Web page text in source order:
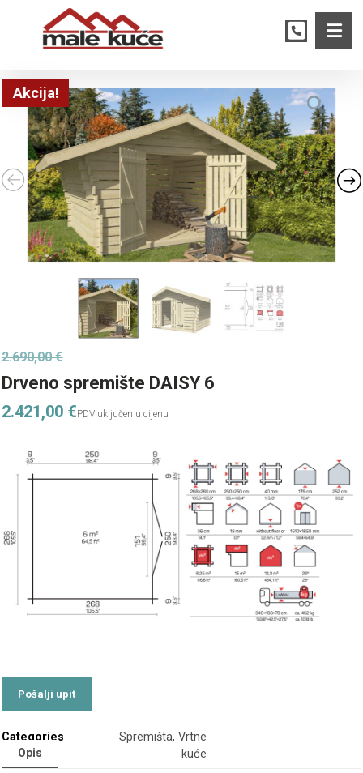
Akcija!
Drveno spremište DAISY 6
2.690,00€
2.421,00 €
Categories Spremišta,Vrtne
kuće
Opis